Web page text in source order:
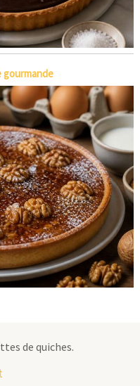
gourmande
de quiches.